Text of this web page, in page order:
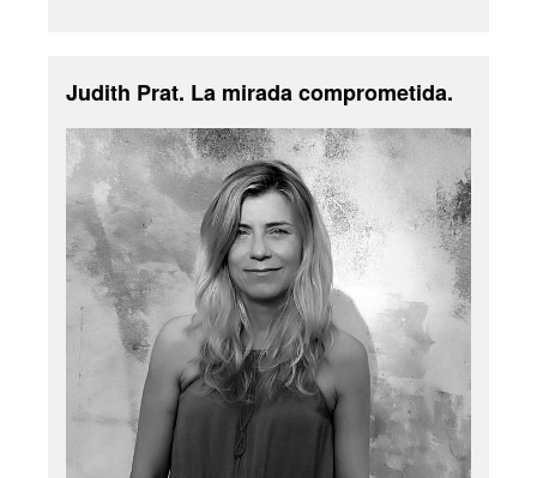
Judith Prat. La mirada comprometida.